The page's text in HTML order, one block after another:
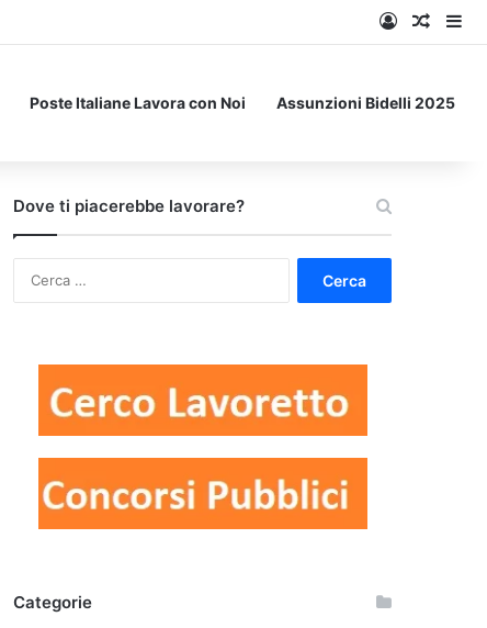
Accedi
Un
Poste Italiane Lavora con Noi Assunzioni Bidelli 2025
Dove ti piacerebbe lavorare?
Categorie